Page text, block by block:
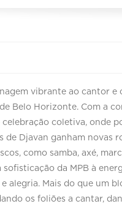
vibrante ao cantor
Belo Horizonte. Com a
coletiva, onde
de Djavan ganham novas
como samba, axé,
da MPB à
alegria. Mais do que um
os foliões a cantar,